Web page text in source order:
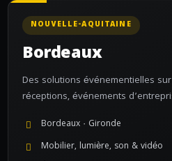
NOUVELLE-AQUITAINE
Bordeaux
Des solutions événementielles
réceptions, événements
Bordeaux · Gironde
Mobilier, lumière, son & vidéo